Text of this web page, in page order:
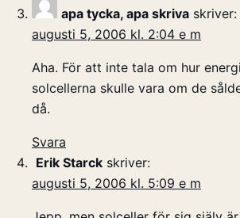
apa tycka, apa skriva skriver:
augusti 5, 2006 kl. 2:04 e m
Aha. För att inte tala om hur
solcellerna skulle vara om de
då.
Svara
Erik Starck skriver:
augusti 5, 2006 kl. 5:09 e m